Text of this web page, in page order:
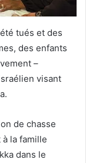
tués et des
des enfants
–
visant
de chasse
la famille
dans le